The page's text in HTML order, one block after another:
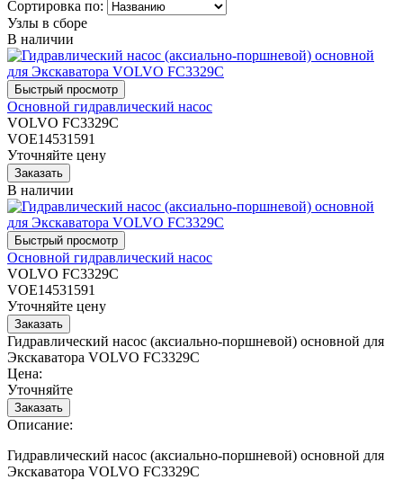
Сортировка по:
Узлы в сборе
В наличии
Основной гидравлический насос
VOLVO FC3329C
VOE14531591
Уточняйте цену
В наличии
Основной гидравлический насос
VOLVO FC3329C
VOE14531591
Уточняйте цену
Гидравлический насос (аксиально-поршневой) основной для
Экскаватора VOLVO FC3329C
Цена:
Уточняйте
Описание:
Гидравлический насос (аксиально-поршневой) основной для
Экскаватора VOLVO FC3329C